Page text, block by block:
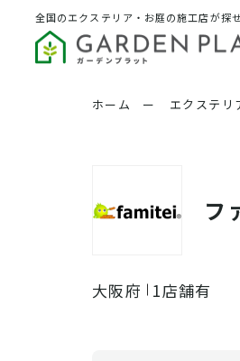
全国のエクステリア・お庭の施工店が探
ホーム ー エクステリ
フ
大阪府 1店舗有